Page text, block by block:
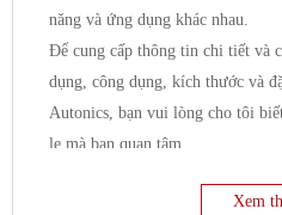
năng và ứng dụng khác nhau.
Để cung cấp thông tin chi tiết và
dụng, công dụng, kích thước và
Autonics, bạn vui lòng cho tôi
le mà bạn quan tâm.
Xem